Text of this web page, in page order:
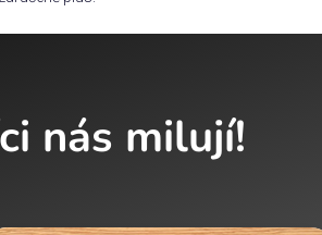
nás milují!